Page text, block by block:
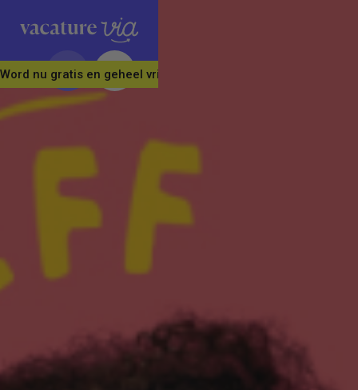
Word nu gratis en geheel vrijblijvend lid van ons Vacature Via